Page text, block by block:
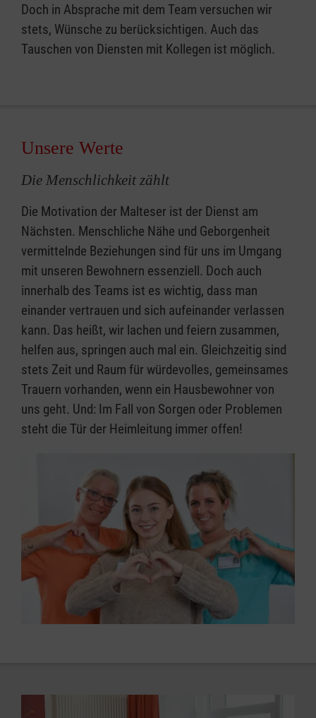
Doch in Absprache mit dem Team versuchen wir
stets, Wünsche zu berücksichtigen. Auch das
Tauschen von Diensten mit Kollegen ist möglich.
Unsere Werte
Die Menschlichkeit zählt
Die Motivation der Malteser ist der Dienst am
Nächsten. Menschliche Nähe und Geborgenheit
vermittelnde Beziehungen sind für uns im Umgang
mit unseren Bewohnern essenziell. Doch auch
innerhalb des Teams ist es wichtig, dass man
einander vertrauen und sich aufeinander verlassen
kann. Das heißt, wir lachen und feiern zusammen,
helfen aus, springen auch mal ein. Gleichzeitig sind
stets Zeit und Raum für würdevolles, gemeinsames
Trauern vorhanden, wenn ein Hausbewohner von
uns geht. Und: Im Fall von Sorgen oder Problemen
steht die Tür der Heimleitung immer offen!